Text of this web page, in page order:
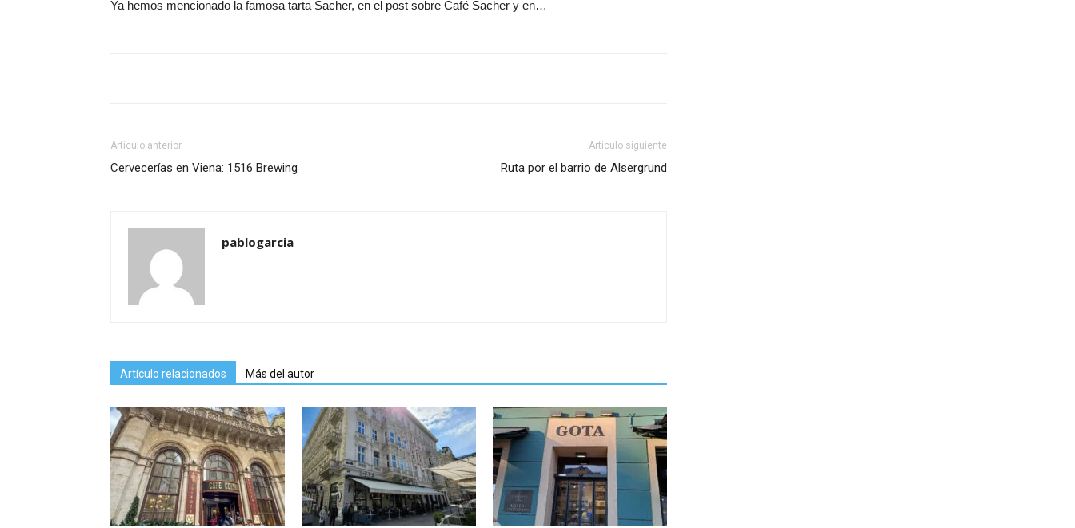
Ya hemos mencionado la famosa tarta Sacher, en el post sobre Café Sacher y en…
Artículo anterior
Cervecerías en Viena: 1516 Brewing
Artículo siguiente
Ruta por el barrio de Alsergrund
pablogarcia
Artículo relacionados Más del autor